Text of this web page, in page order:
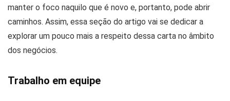
manter o foco naquilo que é novo e, portanto, pode abrir
caminhos. Assim, essa seção do artigo vai se dedicar a
explorar um pouco mais a respeito dessa carta no âmbito
dos negócios.
Trabalho em equipe